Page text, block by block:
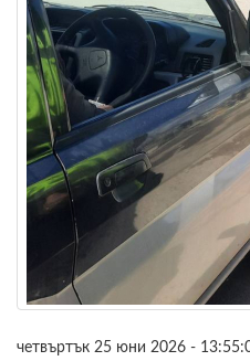
четвъртък 25 юни 2026 -